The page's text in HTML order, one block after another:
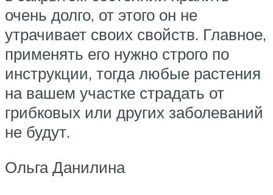
очень долго, от этого он не
утрачивает своих свойств. Главное,
применять его нужно строго по
инструкции, тогда любые растения
на вашем участке страдать от
грибковых или других заболеваний
не будут.
Ольга Данилина